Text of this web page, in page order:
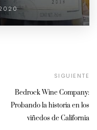
2020
SIGUIENTE
Bedrock Wine Company:
Probando la historia en los
viñedos de California